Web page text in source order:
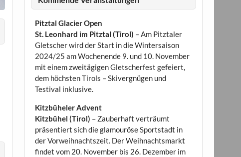
Pitztal Glacier Open
St. Leonhard im Pitztal (Tirol) – Am Pitztaler
Gletscher wird der Start in die Wintersaison
2024/25 am Wochenende 9. und 10. November
mit einem zweitägigen Gletscherfest gefeiert,
dem höchsten Tirols – Skivergnügen und
Testival inklusive.
Kitzbüheler Advent
Kitzbühel (Tirol) – Zauberhaft verträumt
präsentiert sich die glamouröse Sportstadt in
der Vorweihnachtszeit. Der Weihnachtsmarkt
findet vom 20. November bis 26. Dezember im